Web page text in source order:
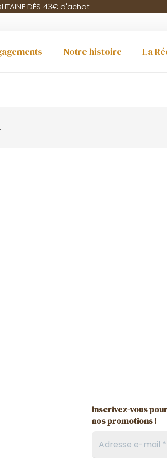
DÈS 43€ d'achat
Notre histoire La
Inscrivez-vous
nos promotions !